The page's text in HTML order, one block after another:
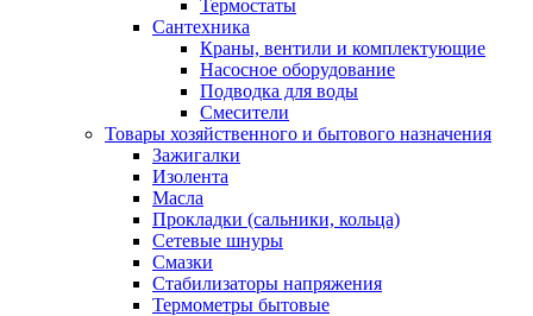
Термостаты
Сантехника
Краны, вентили и комплектующие
Насосное оборудование
Подводка для воды
Смесители
Товары хозяйственного и бытового назначения
Зажигалки
Изолента
Масла
Прокладки (сальники, кольца)
Сетевые шнуры
Смазки
Стабилизаторы напряжения
Термометры бытовые